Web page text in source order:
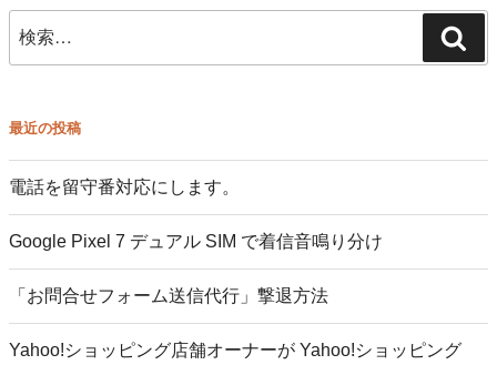
検
索:
最近の投稿
電話を留守番対応にします。
Google Pixel 7 デュアル SIM で着信音鳴り分け
「お問合せフォーム送信代行」撃退方法
Yahoo!ショッピング店舗オーナーが Yahoo!ショッピング